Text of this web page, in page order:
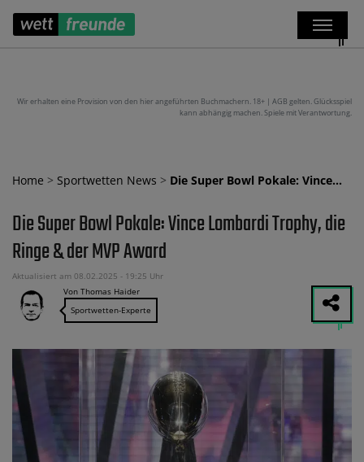
Wir erhalten eine Provision von den hier angeführten Buchmachern. 18+ | AGB gelten. Glücksspiel
kann abhängig machen. Spiele mit Verantwortung.
Home > Sportwetten News > Die Super Bowl Pokale: Vince…
Die Super Bowl Pokale: Vince Lombardi Trophy, die
Ringe & der MVP Award
Aktualisiert am 08.02.2025 - 19:25 Uhr
Von Thomas Haider
Sportwetten-Experte